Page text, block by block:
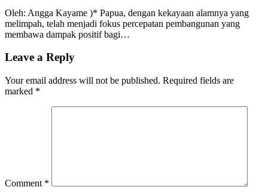
Oleh: Angga Kayame )* Papua, dengan kekayaan alamnya yang
melimpah, telah menjadi fokus percepatan pembangunan yang
membawa dampak positif bagi…
Leave a Reply
Your email address will not be published. Required fields are
marked *
Comment *